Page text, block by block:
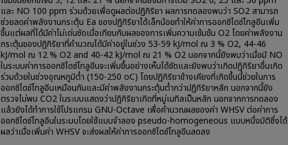
และ NO 100 ppm ร่วมด้วยเพื่อดูผลต่อปฏิกิริยา ผลการทดลองพบว่า SO2 สามารถ
ช่วยลดค่าพลังงานกระตุ้น Ea ของปฏิกิริยาได้เล็กน้อยทำให้ค่าการออกซิไดซ์โทลูอีนเพิ่ม
ขึ้นแต่ผลที่ได้มีค่าไม่เด่นชัดเมื่อเทียบกับผลของการเพิ่มความเข้มข้น O2 โดยค่าพลังงาน
กระตุ้นของปฏิกิริยาที่คำนวณได้มีค่าอยู่ในช่วง 53-59 kJ/mol ณ 3 % O2, 44-46
kJ/mol ณ 12 % O2 and 40-42 kJ/mol ณ 21 % O2 นอกจากนี้ยังพบว่าเมื่อมี NO
ในระบบค่าการออกซิไดซ์โทลูอีนจะเพิ่มขึ้นอย่างเห็นได้ชัดและยังพบว่าเกิดปฏิกิริยาอื่นเกิด
ร่วมด้วยในช่วงอุณหภูมิต่ำ (150-250 oC) โดยปฏิกิริยาข้างเคียงที่เกิดขึ้นนี้ช่วยในการ
ออกซิไดซ์โทลูอีนเหมือนกันและมีค่าพลังงานกระตุ้นต่ำกว่าปฏิกิริยาหลัก นอกจากนี้ยัง
ตรวจไม่พบ CO2 ในระบบแสดงว่าปฏิกิริยาเกิดที่หมู่เมทิลเป็นหลัก นอกจากการทดลอง
แล้วยังได้ทำการใช้โปรแกรม GNU-Octave เพื่อคำนวณผลของค่า WHSV ต่อค่าการ
ออกซิไดซ์โทลูอีนในระบบโดยใช้แบบจำลอง pseudo-homogeneous แบบหนึ่งมิติซึ่งได้
ผลว่าเมื่อเพิ่มค่า WHSV จะส่งผลให้ค่าการออกซิไดซ์โทลูอีนลดลง